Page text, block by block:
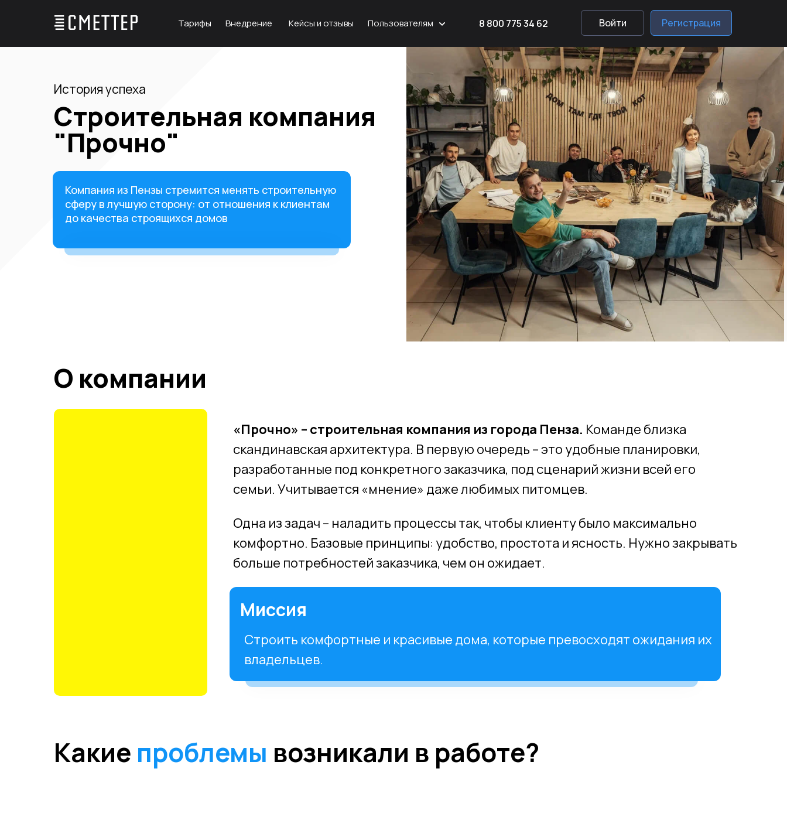
Регистрация
Войти
Тарифы Внедрение Кейсы и отзывы 8 800 775 34 62
Пользователям
Строительная компания
"Прочно"
История успеха
Компания из Пензы стремится менять строительную
сферу в лучшую сторону: от отношения к клиентам
до качества строящихся домов
О компании
Одна из задач – наладить процессы так, чтобы клиенту было максимально
комфортно. Базовые принципы: удобство, простота и ясность. Нужно закрывать
больше потребностей заказчика, чем он ожидает.
«Прочно» – строительная компания из города Пенза. Команде близка
скандинавская архитектура. В первую очередь – это удобные планировки,
разработанные под конкретного заказчика, под сценарий жизни всей его
семьи. Учитывается «мнение» даже любимых питомцев.
Миссия
Строить комфортные и красивые дома, которые превосходят ожидания их
владельцев.
Какие проблемы возникали в работе?